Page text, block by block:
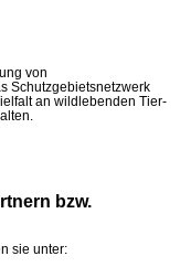
von
Schutzgebietsnetzwerk
an wildlebenden Tier-
bzw.
sie unter: